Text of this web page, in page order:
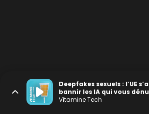
Deepfakes sexuels : l’UE
bannir les IA qui vous
Vitamine Tech